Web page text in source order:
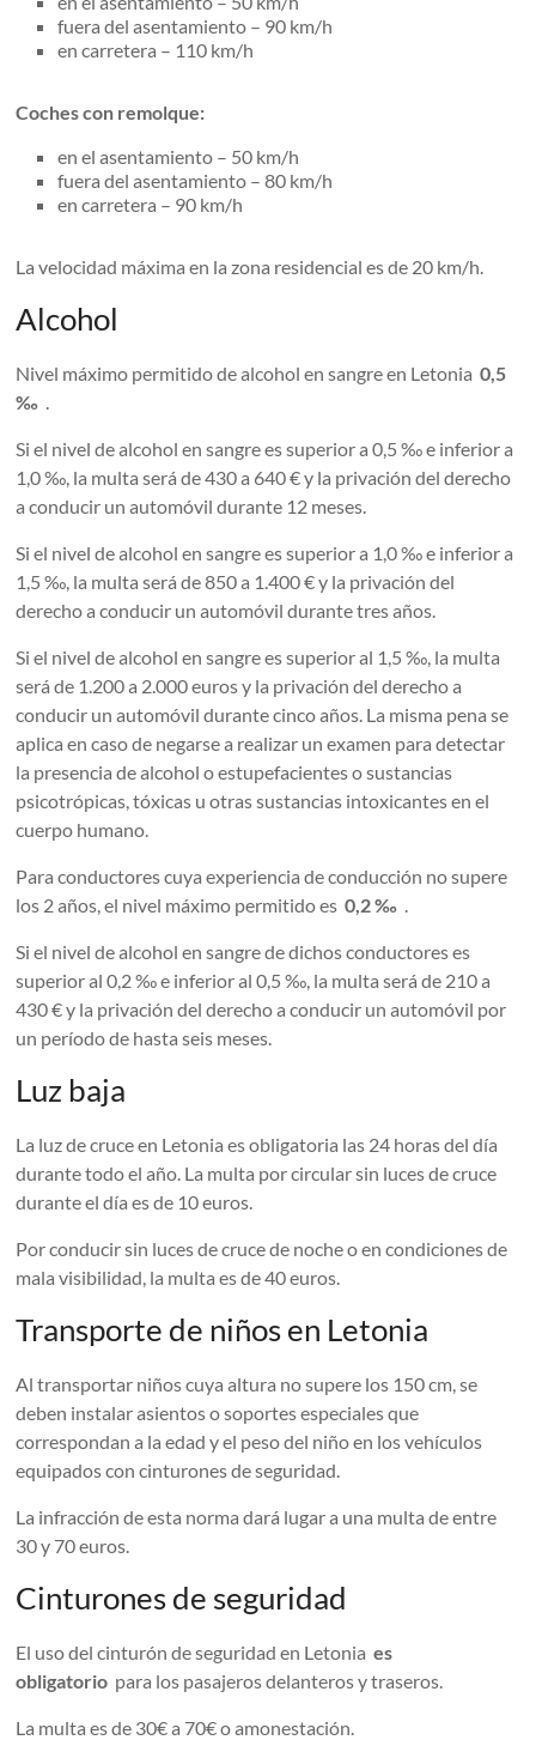
fuera del asentamiento – 90 km/h
en carretera – 110 km/h
Coches con remolque:
en el asentamiento – 50 km/h
fuera del asentamiento – 80 km/h
en carretera – 90 km/h
La velocidad máxima en la zona residencial es de 20 km/h.
Alcohol
Nivel máximo permitido de alcohol en sangre en Letonia0,5
‰ .
Si el nivel de alcohol en sangre es superior a 0,5 ‰ e inferior a
1,0 ‰, la multa será de 430 a 640 € y la privación del derecho
a conducir un automóvil durante 12 meses.
Si el nivel de alcohol en sangre es superior a 1,0 ‰ e inferior a
1,5 ‰, la multa será de 850 a 1.400 € y la privación del
derecho a conducir un automóvil durante tres años.
Si el nivel de alcohol en sangre es superior al 1,5 ‰, la multa
será de 1.200 a 2.000 euros y la privación del derecho a
conducir un automóvil durante cinco años. La misma pena se
aplica en caso de negarse a realizar un examen para detectar
la presencia de alcohol o estupefacientes o sustancias
psicotrópicas, tóxicas u otras sustancias intoxicantes en el
cuerpo humano.
Para conductores cuya experiencia de conducción no supere
los 2 años, el nivel máximo permitido es0,2 ‰ .
Si el nivel de alcohol en sangre de dichos conductores es
superior al 0,2 ‰ e inferior al 0,5 ‰, la multa será de 210 a
430 € y la privación del derecho a conducir un automóvil por
un período de hasta seis meses.
Luz baja
La luz de cruce en Letonia es obligatoria las 24 horas del día
durante todo el año. La multa por circular sin luces de cruce
durante el día es de 10 euros.
Por conducir sin luces de cruce de noche o en condiciones de
mala visibilidad, la multa es de 40 euros.
Transporte de niños en Letonia
Al transportar niños cuya altura no supere los 150 cm, se
deben instalar asientos o soportes especiales que
correspondan a la edad y el peso del niño en los vehículos
equipados con cinturones de seguridad.
La infracción de esta norma dará lugar a una multa de entre
30 y 70 euros.
Cinturones de seguridad
El uso del cinturón de seguridad en Letoniaes
obligatorio para los pasajeros delanteros y traseros.
La multa es de 30€ a 70€ o amonestación.